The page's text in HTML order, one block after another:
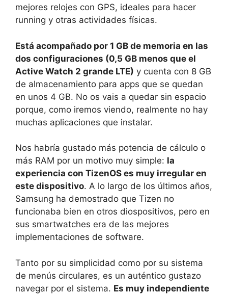
mejores relojes con GPS, ideales para hacer
running y otras actividades físicas.
Está acompañado por 1 GB de memoria en las
dos configuraciones (0,5 GB menos que el
Active Watch 2 grande LTE) y cuenta con 8 GB
de almacenamiento para apps que se quedan
en unos 4 GB. No os vais a quedar sin espacio
porque, como iremos viendo, realmente no hay
muchas aplicaciones que instalar.
Nos habría gustado más potencia de cálculo o
más RAM por un motivo muy simple: la
experiencia con TizenOS es muy irregular en
este dispositivo. A lo largo de los últimos años,
Samsung ha demostrado que Tizen no
funcionaba bien en otros diospositivos, pero en
sus smartwatches era de las mejores
implementaciones de software.
Tanto por su simplicidad como por su sistema
de menús circulares, es un auténtico gustazo
navegar por el sistema. Es muy independiente